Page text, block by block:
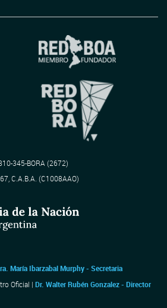
345-BORA (2672)
C.A.B.A. (C1008AAO)
María Ibarzabal Murphy - Secretaria
Oficial | Dr. Walter Rubén Gonzalez - Director